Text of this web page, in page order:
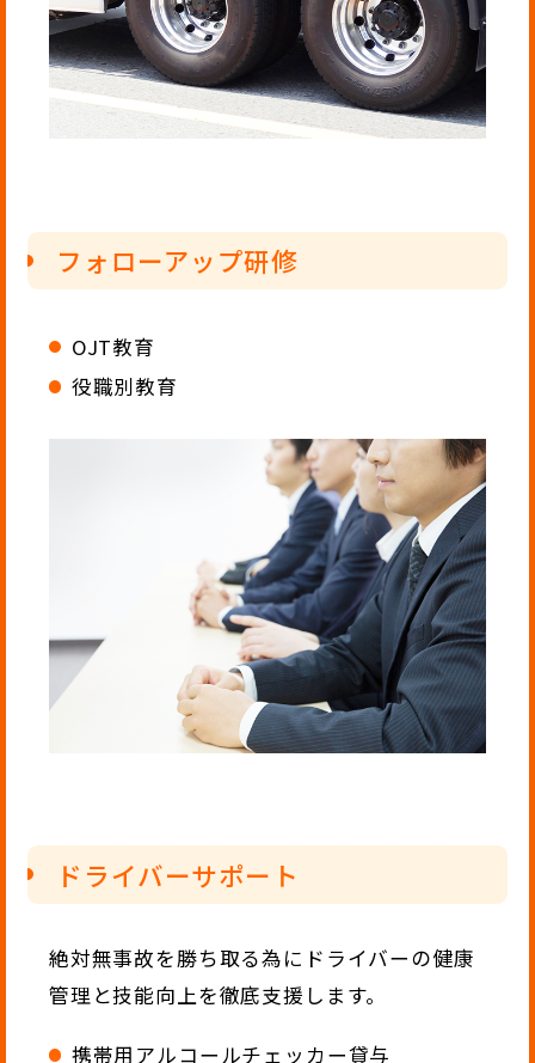
フォローアップ研修
OJT教育
役職別教育
ドライバーサポート
絶対無事故を勝ち取る為にドライバーの健康
管理と技能向上を徹底支援します。
携帯用アルコールチェッカー貸与